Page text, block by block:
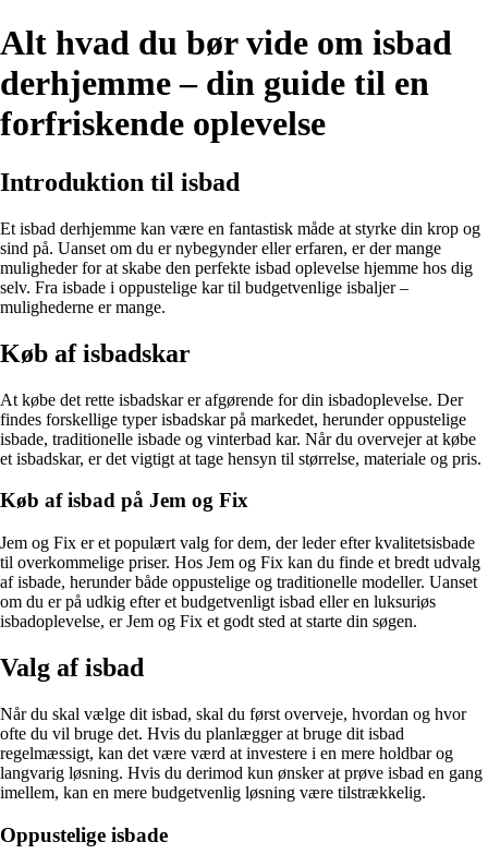
Alt hvad du bør vide om isbad
derhjemme – din guide til en
forfriskende oplevelse
Introduktion til isbad
Et isbad derhjemme kan være en fantastisk måde at styrke din krop og
sind på. Uanset om du er nybegynder eller erfaren, er der mange
muligheder for at skabe den perfekte isbad oplevelse hjemme hos dig
selv. Fra isbade i oppustelige kar til budgetvenlige isbaljer –
mulighederne er mange.
Køb af isbadskar
At købe det rette isbadskar er afgørende for din isbadoplevelse. Der
findes forskellige typer isbadskar på markedet, herunder oppustelige
isbade, traditionelle isbade og vinterbad kar. Når du overvejer at købe
et isbadskar, er det vigtigt at tage hensyn til størrelse, materiale og pris.
Køb af isbad på Jem og Fix
Jem og Fix er et populært valg for dem, der leder efter kvalitetsisbade
til overkommelige priser. Hos Jem og Fix kan du finde et bredt udvalg
af isbade, herunder både oppustelige og traditionelle modeller. Uanset
om du er på udkig efter et budgetvenligt isbad eller en luksuriøs
isbadoplevelse, er Jem og Fix et godt sted at starte din søgen.
Valg af isbad
Når du skal vælge dit isbad, skal du først overveje, hvordan og hvor
ofte du vil bruge det. Hvis du planlægger at bruge dit isbad
regelmæssigt, kan det være værd at investere i en mere holdbar og
langvarig løsning. Hvis du derimod kun ønsker at prøve isbad en gang
imellem, kan en mere budgetvenlig løsning være tilstrækkelig.
Oppustelige isbade